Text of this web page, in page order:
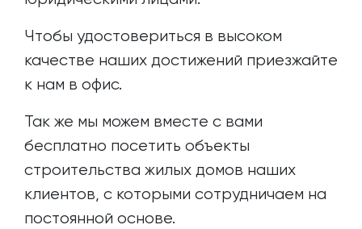
Чтобы удостовериться в высоком
качестве наших достижений приезжайте
к нам в офис.
Так же мы можем вместе с вами
бесплатно посетить объекты
строительства жилых домов наших
клиентов, с которыми сотрудничаем на
постоянной основе.